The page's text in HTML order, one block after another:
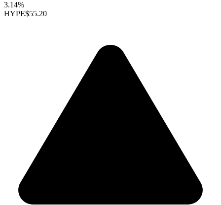
3.14%
HYPE$55.20